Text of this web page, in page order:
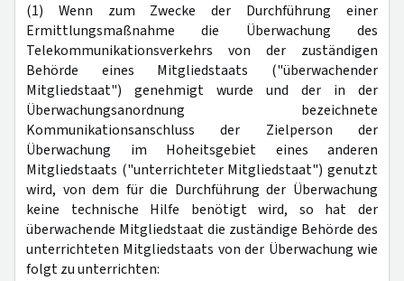
(1) Wenn zum Zwecke der Durchführung einer
Ermittlungsmaßnahme die Überwachung des
Telekommunikationsverkehrs von der zuständigen
Behörde eines Mitgliedstaats ("überwachender
Mitgliedstaat") genehmigt wurde und der in der
Überwachungsanordnung bezeichnete
Kommunikationsanschluss der Zielperson der
Überwachung im Hoheitsgebiet eines anderen
Mitgliedstaats ("unterrichteter Mitgliedstaat") genutzt
wird, von dem für die Durchführung der Überwachung
keine technische Hilfe benötigt wird, so hat der
überwachende Mitgliedstaat die zuständige Behörde des
unterrichteten Mitgliedstaats von der Überwachung wie
folgt zu unterrichten: